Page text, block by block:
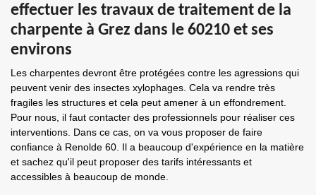
effectuer les travaux de traitement de la
charpente à Grez dans le 60210 et ses
environs
Les charpentes devront être protégées contre les agressions qui
peuvent venir des insectes xylophages. Cela va rendre très
fragiles les structures et cela peut amener à un effondrement.
Pour nous, il faut contacter des professionnels pour réaliser ces
interventions. Dans ce cas, on va vous proposer de faire
confiance à Renolde 60. Il a beaucoup d'expérience en la matière
et sachez qu'il peut proposer des tarifs intéressants et
accessibles à beaucoup de monde.